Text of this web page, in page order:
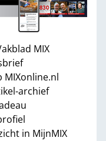
MIX
MIXonline.nl
archief
in MijnMIX